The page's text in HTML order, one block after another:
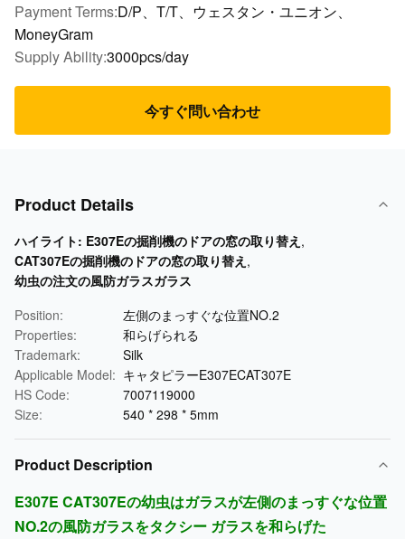
Payment Terms:D/P、T/T、ウェスタン・ユニオン、
MoneyGram
Supply Ability:3000pcs/day
今すぐ問い合わせ
Product Details
ハイライト: E307Eの掘削機のドアの窓の取り替え ,
CAT307Eの掘削機のドアの窓の取り替え ,
幼虫の注文の風防ガラスガラス
Position:
左側のまっすぐな位置NO.2
Properties:
和らげられる
Trademark:
Silk
Applicable Model: キャタピラーE307ECAT307E
HS Code:
7007119000
Size:
540 * 298 * 5mm
Product Description
E307E CAT307Eの幼虫はガラスが左側のまっすぐな位置
NO.2の風防ガラスをタクシー ガラスを和らげた